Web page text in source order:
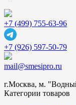
+7 (499) 755-63-96
+7 (926) 597-50-79
mail@smesipro.ru
г.Москва, м.
Категории товаров